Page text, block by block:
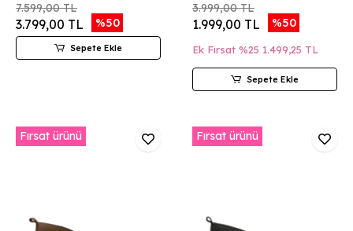
7.599,00 TL
3.799,00 TL %50
Sepete Ekle
3.999,00 TL
1.999,00 TL %50
Ek Fırsat %25 1.499,25 TL
Sepete Ekle
Fırsat ürünü Fırsat ürünü